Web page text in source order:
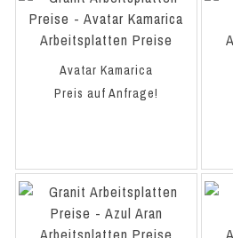
Avatar Kamarica
Preis auf Anfrage!